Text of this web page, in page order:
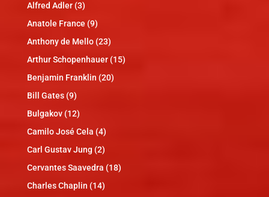
Alfred Adler(3)
Anatole France (9)
Anthony de Mello(23)
Arthur Schopenhauer(15)
Benjamin Franklin (20)
Bill Gates(9)
Bulgakov(12)
Camilo José Cela (4)
Carl Gustav Jung (2)
Cervantes Saavedra (18)
Charles Chaplin (14)